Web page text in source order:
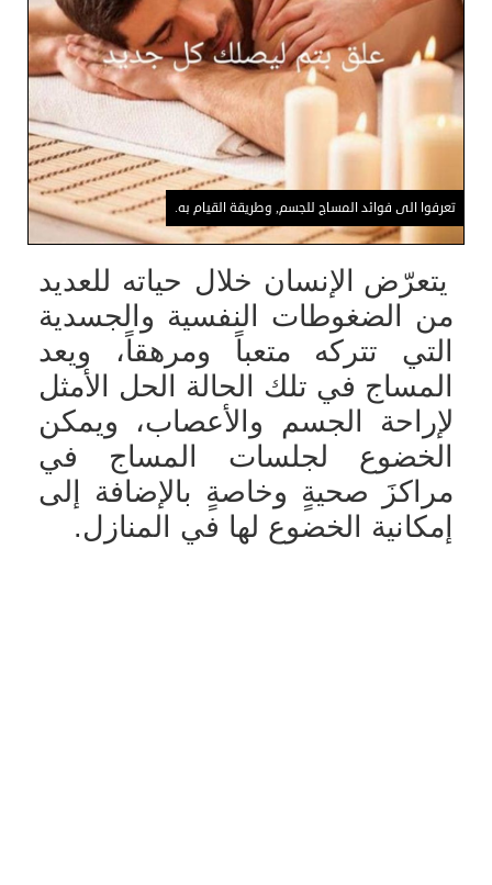
تعرفوا الى فوائد المساج للجسم, وطريقة القيام به.
يتعرّض الإنسان خلال حياته للعديد
من الضغوطات النفسية والجسدية
التي تتركه متعباً ومرهقاً، ويعد
المساج في تلك الحالة الحل الأمثل
لإراحة الجسم والأعصاب، ويمكن
الخضوع لجلسات المساج في
مراكزَ صحيةٍ وخاصةٍ بالإضافة إلى
إمكانية الخضوع لها في المنازل.